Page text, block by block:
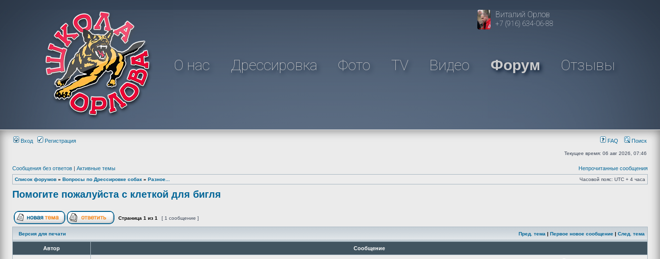
Виталий Орлов
+7 (916) 634-06-88
О нас Дрессировка Фото TV Видео Форум Отзывы
Вход Регистрация FAQ Поиск
Текущее время: 06 авг 2026, 07:46
Сообщения без ответов | Активные темы Непрочитанные сообщения
Список форумов » Вопросы по Дрессировке собак » Разное... Часовой пояс: UTC + 4 часа
Помогите пожалуйста с клеткой для бигля
Страница 1 из 1 [ 1 сообщение ]
Версия для печати Пред. тема | Первое новое сообщение | След. тема
Автор Сообщение